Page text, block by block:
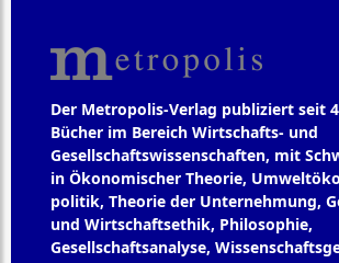
Der Metropolis-Verlag publiziert seit
Bücher im Bereich Wirtschafts- und
Gesellschaftswissenschaften, mit
in Ökonomischer Theorie,
politik, Theorie der Unternehmung,
und Wirtschaftsethik, Philosophie,
Gesellschaftsanalyse,